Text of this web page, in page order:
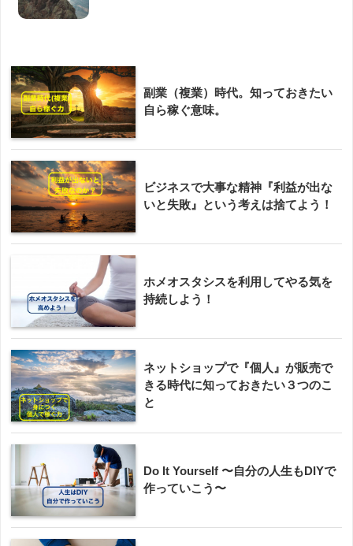
副業（複業）時代。知っておきたい
自ら稼ぐ意味。
ビジネスで大事な精神『利益が出な
いと失敗』という考えは捨てよう！
ホメオスタシスを利用してやる気を
持続しよう！
ネットショップで『個人』が販売で
きる時代に知っておきたい３つのこ
と
Do It Yourself 〜自分の人生もDIYで
作っていこう〜